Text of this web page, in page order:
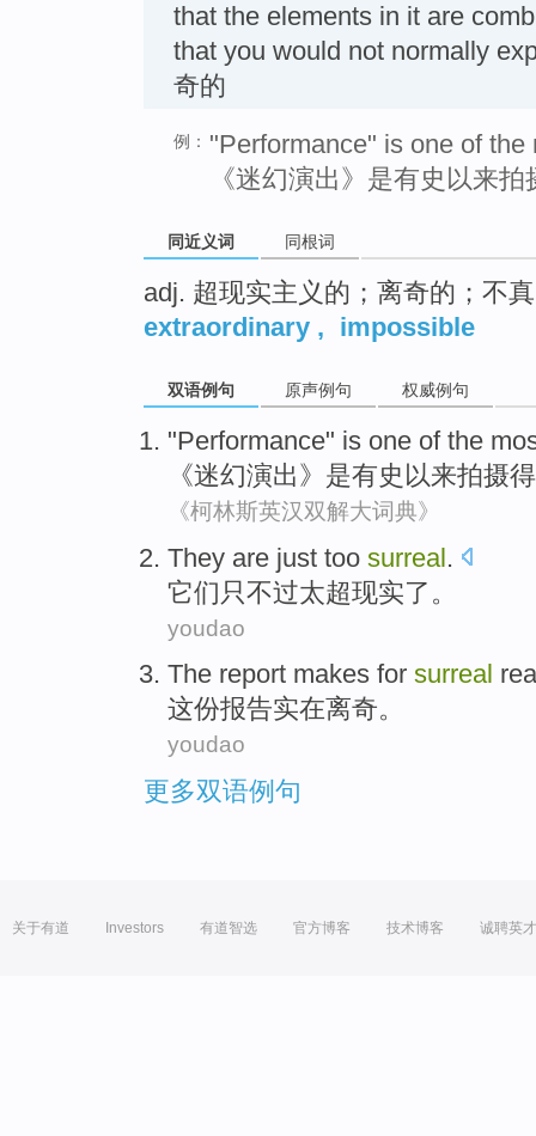
that the elements in it are
that you would not normally
奇的
例： "Performance" is one of
《迷幻演出》是有史以来
同近义词 同根词
adj. 超现实主义的；离奇的；不
extraordinary , impossible
双语例句 原声例句 权威例句
"Performance" is one of the
《迷幻演出》 是有史以来拍摄得
《柯林斯英汉双解大词典》
They are just too surreal.
它们 只不过太超现实了 。
youdao
The report makes for surreal
这份报告实在离奇。
youdao
更多双语例句
关于有道 Investors 有道智选 官方博客 技术博客 诚聘英才